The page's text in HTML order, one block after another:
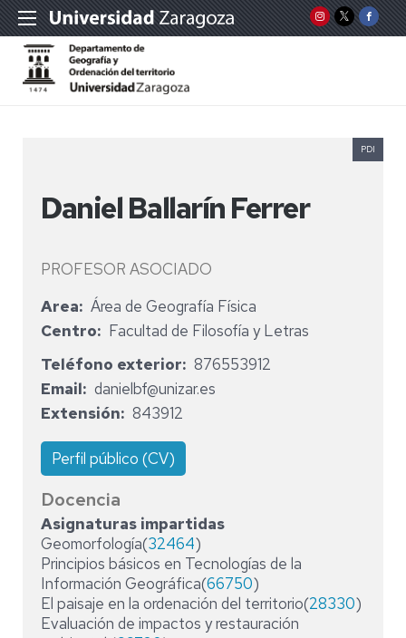
Daniel Ballarín Ferrer
PROFESOR ASOCIADO
PDI
Area
Área de Geografía Física
Centro
Facultad de Filosofía y Letras
Teléfono exterior
876553912
Email
danielbf@unizar.es
Extensión
843912
Perfil público (CV)
Docencia
Asignaturas impartidas
Geomorfología(32464)
Principios básicos en Tecnologías de la
Información Geográfica(66750)
El paisaje en la ordenación del territorio(28330)
Evaluación de impactos y restauración